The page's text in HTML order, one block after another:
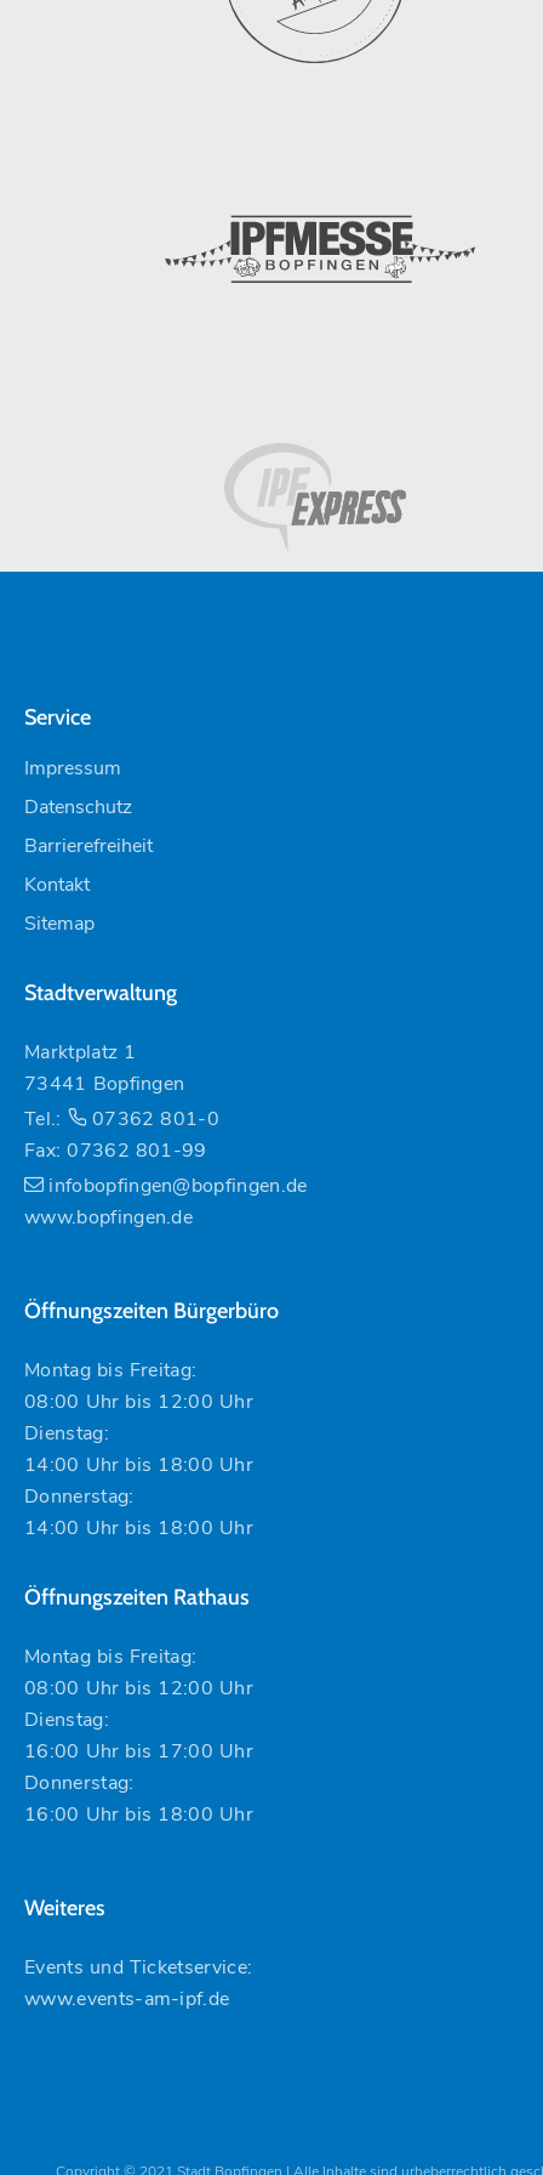
Service
Impressum
Datenschutz
Barrierefreiheit
Kontakt
Sitemap
Stadtverwaltung
Marktplatz 1
73441 Bopfingen
Tel.:
07362 801-0
Fax: 07362 801-99
infobopfingen@bopfingen.de
www.bopfingen.de
Öffnungszeiten Bürgerbüro
Montag bis Freitag:
08:00 Uhr bis 12:00 Uhr
Dienstag:
14:00 Uhr bis 18:00 Uhr
Donnerstag:
14:00 Uhr bis 18:00 Uhr
Öffnungszeiten Rathaus
Montag bis Freitag:
08:00 Uhr bis 12:00 Uhr
Dienstag:
16:00 Uhr bis 17:00 Uhr
Donnerstag:
16:00 Uhr bis 18:00 Uhr
Weiteres
Events und Ticketservice:
www.events-am-ipf.de